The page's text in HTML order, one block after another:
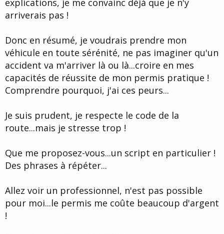
explications, je me convainc déjà que je n'y
arriverais pas !
Donc en résumé, je voudrais prendre mon
véhicule en toute sérénité, ne pas imaginer qu'un
accident va m'arriver là ou là...croire en mes
capacités de réussite de mon permis pratique !
Comprendre pourquoi, j'ai ces peurs...
Je suis prudent, je respecte le code de la
route...mais je stresse trop !
Que me proposez-vous...un script en particulier !
Des phrases à répéter...
Allez voir un professionnel, n'est pas possible
pour moi...le permis me coûte beaucoup d'argent
!